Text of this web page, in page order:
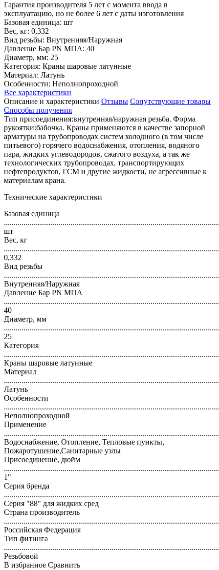
Гарантия производителя 5 лет с момента ввода в
эксплуатацию, но не более 6 лет с даты изготовления
Базовая единица: шт
Вес, кг: 0,332
Вид резьбы: Внутренняя/Наружная
Давление Бар PN МПА: 40
Диаметр, мм: 25
Категория: Краны шаровые латунные
Материал: Латунь
Особенности: Неполнопроходной
Все характеристики
Описание и характеристики Отзывы Сопутствующие товары
Способы получения
Тип присоединения:внутренняя/наружная резьба. Форма
рукоятки:бабочка. Краны применяются в качестве запорной
арматуры на трубопроводах систем холодного (в том числе
питьевого) горячего водоснабжения, отопления, водяного
пара, жидких углеводородов, сжатого воздуха, а так же
технологических трубопроводах, транспортирующих
нефтепродуктов, ГСМ и другие жидкости, не агрессивные к
материалам крана.
Технические характеристики
Базовая единица
шт
Вес, кг
0,332
Вид резьбы
Внутренняя/Наружная
Давление Бар PN МПА
40
Диаметр, мм
25
Категория
Краны шаровые латунные
Материал
Латунь
Особенности
Неполнопроходной
Применение
Водоснабжение, Отопление, Тепловые пункты,
Пожаротушение,Санитарные узлы
Присоединение, дюйм
1"
Серия бренда
Серия "88" для жидких сред
Страна производитель
Российская Федерация
Тип фитинга
Резьбовой
В избранное Сравнить